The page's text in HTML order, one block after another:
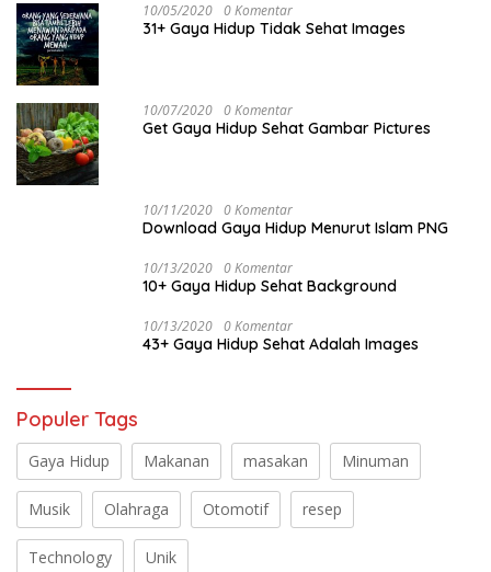
10/05/2020 0 Komentar
31+ Gaya Hidup Tidak Sehat Images
10/07/2020 0 Komentar
Get Gaya Hidup Sehat Gambar Pictures
10/11/2020 0 Komentar
Download Gaya Hidup Menurut Islam PNG
10/13/2020 0 Komentar
10+ Gaya Hidup Sehat Background
10/13/2020 0 Komentar
43+ Gaya Hidup Sehat Adalah Images
Populer Tags
Gaya Hidup Makanan masakan Minuman
Musik Olahraga Otomotif resep
Technology Unik